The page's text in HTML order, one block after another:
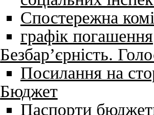
Спостережна
графік погашення
Безбар’єрність.
Посилання на
Бюджет
Паспорти